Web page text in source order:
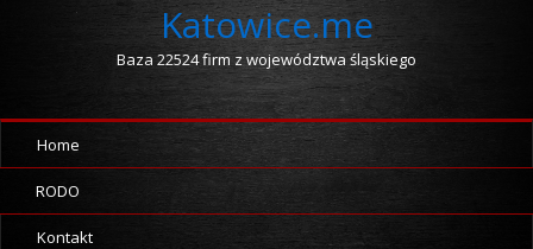
Katowice.me
Baza 22524 firm z województwa śląskiego
Home
RODO
Kontakt